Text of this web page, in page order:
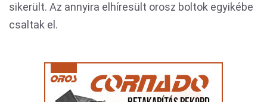
sikerült. Az annyira elhíresült orosz boltok egyikébe
csaltak el.